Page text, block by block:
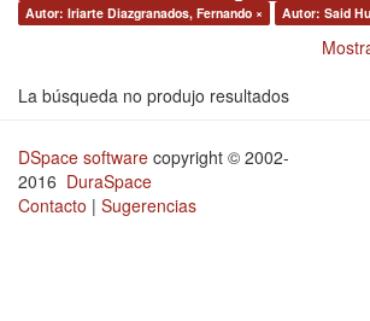
Autor: Iriarte Diazgranados, Fernando ×
Autor: Said
La búsqueda no produjo resultados
DSpace software copyright © 2002-
2016 DuraSpace
Contacto | Sugerencias